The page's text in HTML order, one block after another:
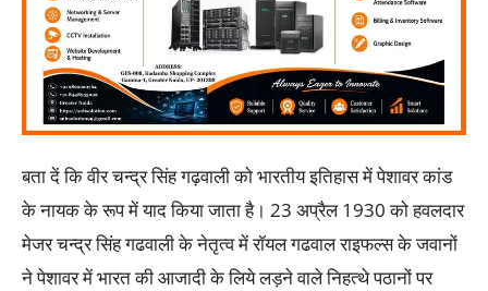
बता दें कि वीर चन्द्र सिंह गढ़वाली को भारतीय इतिहास में पेशावर कांड
के नायक के रूप में याद किया जाता है। 23 अप्रैल 1930 को हवलदार
मेजर चन्द्र सिंह गढवाली के नेतृत्व में रॉयल गढवाल राइफल्स के जवानों
ने पेशावर में भारत की आजादी के लिये लड़ने वाले निहत्थे पठानों पर